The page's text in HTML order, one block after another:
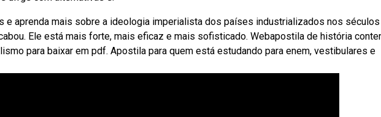
e aprenda mais sobre a ideologia imperialista dos países industrializados nos
Ele está mais forte, mais eficaz e mais sofisticado. Webapostila de história
para baixar em pdf. Apostila para quem está estudando para enem, vestibulares e